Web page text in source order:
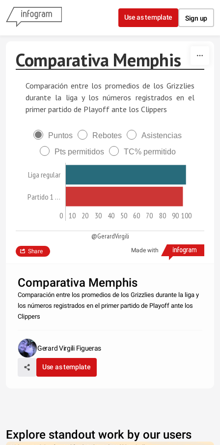
Skip to content
Use as template Sign up
Comparativa Memphis
Comparación entre los promedios de los Grizzlies
durante la liga y los números registrados en el
primer partido de Playoff ante los Clippers
Puntos Rebotes
Asistencias
Pts permitidos
TC% permitido
Liga regular
Partido 1 …
0 10 20 30 40 50 60 70 80 90 100
@GerardVirgili
Made with
Share
Comparativa Memphis
Comparación entre los promedios de los Grizzlies durante la liga y
los números registrados en el primer partido de Playoff ante los
Clippers
Gerard Virgili Figueras
Use as template
Explore standout work by our users